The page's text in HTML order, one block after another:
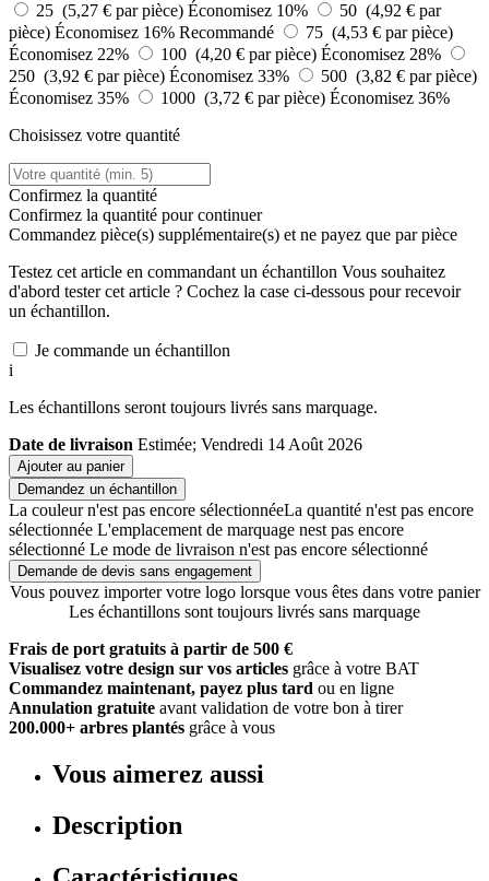
25 (5,27 € par pièce) Économisez 10%
50 (4,92 € par
pièce) Économisez 16% Recommandé
75 (4,53 € par pièce)
Économisez 22%
100 (4,20 € par pièce) Économisez 28%
250 (3,92 € par pièce) Économisez 33%
500 (3,82 € par pièce)
Économisez 35%
1000 (3,72 € par pièce) Économisez 36%
Choisissez votre quantité
Confirmez la quantité
Confirmez la quantité pour continuer
Commandez pièce(s) supplémentaire(s) et ne payez que par pièce
Testez cet article en commandant un échantillon Vous souhaitez
d'abord tester cet article ? Cochez la case ci-dessous pour recevoir
un échantillon.
Je commande un échantillon
i
Les échantillons seront toujours livrés sans marquage.
Date de livraison Estimée; Vendredi 14 Août 2026
Ajouter au panier
Demandez un échantillon
La couleur n'est pas encore sélectionnéeLa quantité n'est pas encore
sélectionnée L'emplacement de marquage nest pas encore
sélectionné Le mode de livraison n'est pas encore sélectionné
Demande de devis sans engagement
Vous pouvez importer votre logo lorsque vous êtes dans votre panier
Les échantillons sont toujours livrés sans marquage
Frais de port gratuits à partir de 500 €
Visualisez votre design sur vos articles grâce à votre BAT
Commandez maintenant, payez plus tard ou en ligne
Annulation gratuite avant validation de votre bon à tirer
200.000+ arbres plantés grâce à vous
Vous aimerez aussi
Description